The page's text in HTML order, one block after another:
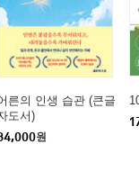
노화의 징조 · 81
대에 절정을 맞이한다
유 · 85
의 공통점 · 87
했다면 적신호! · 91
EQ가 높은 사람 · 94
른의 인생 습관 (큰글
도서)
원